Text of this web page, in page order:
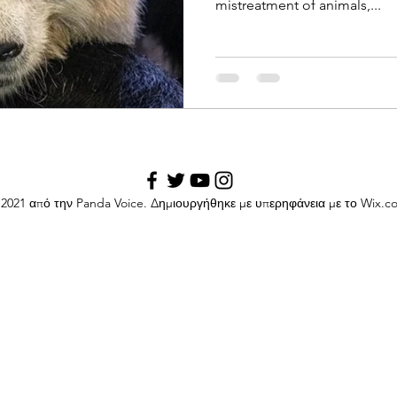
mistreatment of animals,...
από την Panda Voice. Δημιουργήθηκε με υπερηφάνεια με το